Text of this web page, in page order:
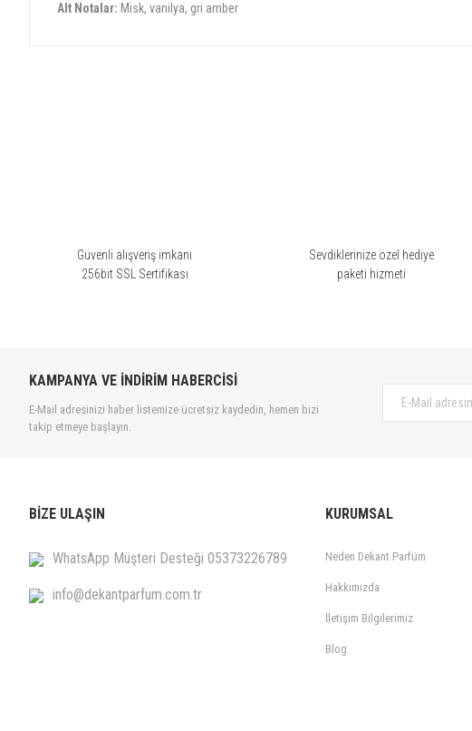
Alt Notalar: Misk, vanilya, gri amber
Güvenli alışveriş imkanı
256bit SSL Sertifikası
Sevdiklerinize özel hediye
paketi hizmeti
KAMPANYA VE İNDİRİM HABERCİSİ
E-Mail adresinizi haber listemize ücretsiz kaydedin, hemen bizi
takip etmeye başlayın.
BİZE ULAŞIN
WhatsApp Müşteri Desteği 05373226789
info@dekantparfum.com.tr
KURUMSAL
Neden Dekant Parfüm
Hakkımızda
İletişim Bilgilerimiz
Blog